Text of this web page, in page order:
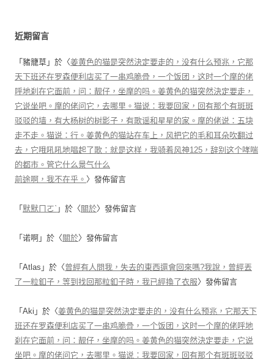
近期留言
「 豬籠草 」於〈姜黄色的猫是突然決定要走的，没有什么预兆，它那
天下班还在罗森便利店买了一串鸡脆骨，一个饭团，这时一个摩的佬
呼地刹在它面前，问：靓仔，坐摩的吗。姜黄色的猫突然決定要走，
它说坐吧。摩的佬问它，去哪里。猫说：我要回家，回有那个有斑斑
驳驳的墙，有大杨树的树影子，有歌谣和星星的家。摩的佬说：五块
走不走。猫说：行。姜黄色的猫站在车上，风把它的毛和耳朵吹翻过
去，它哦吼吼地唱起了歌：就是这样，我骑着风神125，辞别这个哮喘
的都市。管它什么景气什么
前途啊，我不在乎。 〉發佈留言
「 默默ㄇㄛˋ 」於〈 關於〉發佈留言
「 诺啊 」於〈 關於〉發佈留言
「 Atlas 」於〈曾經有人問我，失去的東西還會回來嗎?我說，曾經丟
了一粒釦子，等到找回那粒釦子時，我已經換了衣服〉發佈留言
「 Aki 」於〈姜黄色的猫是突然決定要走的，没有什么预兆，它那天下
班还在罗森便利店买了一串鸡脆骨，一个饭团，这时一个摩的佬呼地
刹在它面前，问：靓仔，坐摩的吗。姜黄色的猫突然決定要走，它说
坐吧。摩的佬问它，去哪里。猫说：我要回家，回有那个有斑斑驳驳